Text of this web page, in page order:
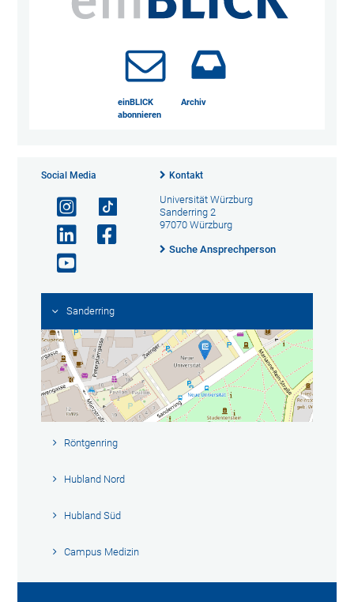
einBLICK
abonnieren
Archiv
Social Media Kontakt
Universität Würzburg
Sanderring 2
97070 Würzburg
Suche Ansprechperson
Sanderring
Röntgenring
Hubland Nord
Hubland Süd
Campus Medizin